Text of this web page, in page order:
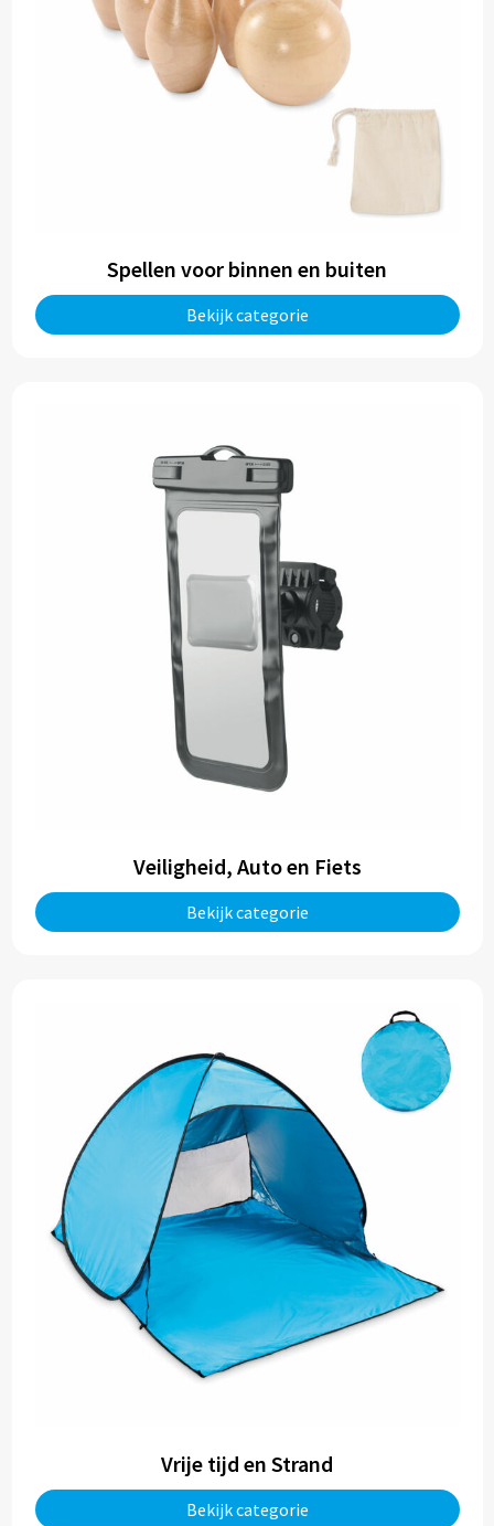
Spellen voor binnen en buiten
Bekijk categorie
Veiligheid, Auto en Fiets
Bekijk categorie
Vrije tijd en Strand
Bekijk categorie